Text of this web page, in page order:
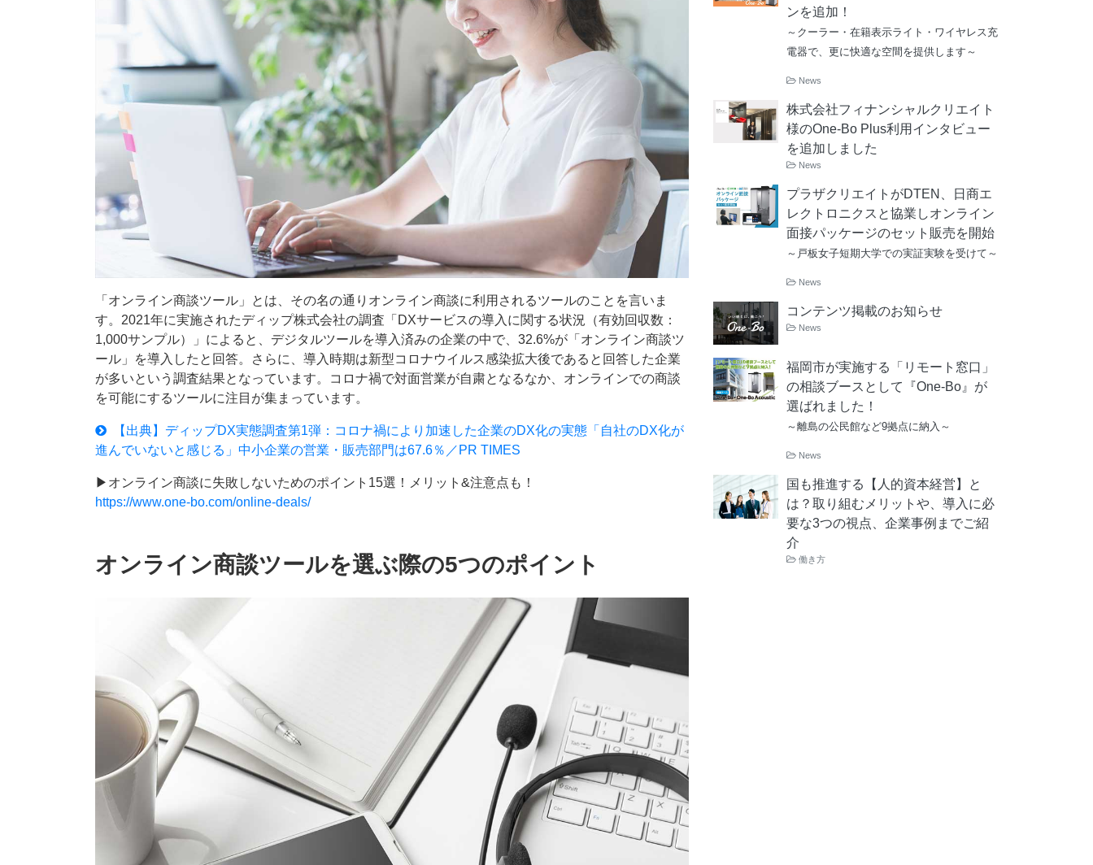
「オンライン商談ツール」とは、その名の通りオンライン商談に利用されるツールのことを言いま
す。2021年に実施されたディップ株式会社の調査「DXサービスの導入に関する状況（有効回収数：
1,000サンプル）」によると、デジタルツールを導入済みの企業の中で、32.6%が「オンライン商談ツ
ール」を導入したと回答。さらに、導入時期は新型コロナウイルス感染拡大後であると回答した企業
が多いという調査結果となっています。コロナ禍で対面営業が自粛となるなか、オンラインでの商談
を可能にするツールに注目が集まっています。
【出典】ディップDX実態調査第1弾：コロナ禍により加速した企業のDX化の実態「自社のDX化が
進んでいないと感じる」中小企業の営業・販売部門は67.6％／PR TIMES
▶︎オンライン商談に失敗しないためのポイント15選！メリット&注意点も！
https://www.one-bo.com/online-deals/
オンライン商談ツールを選ぶ際の5つのポイント
ンを追加！
～クーラー・在籍表示ライト・ワイヤレス充
電器で、更に快適な空間を提供します～
News
株式会社フィナンシャルクリエイト
様のOne-Bo Plus利用インタビュー
を追加しました
News
プラザクリエイトがDTEN、日商エ
レクトロニクスと協業しオンライン
面接パッケージのセット販売を開始
～戸板女子短期大学での実証実験を受けて～
News
コンテンツ掲載のお知らせ
News
福岡市が実施する「リモート窓口」
の相談ブースとして『One-Bo』が
選ばれました！
～離島の公民館など9拠点に納入～
News
国も推進する【人的資本経営】と
は？取り組むメリットや、導入に必
要な3つの視点、企業事例までご紹
介
働き方